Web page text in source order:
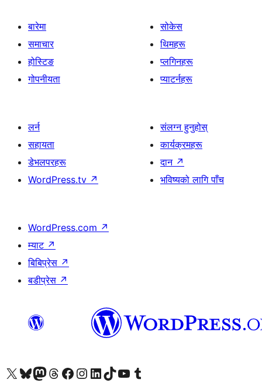
बारेमा
समाचार
होस्टिङ
गोपनीयता
सोकेस
थिमहरू
प्लगिनहरू
प्याटर्नहरू
लर्न
सहायता
डेभलपरहरू
WordPress.tv ↗
संलग्न हुनुहोस्
कार्यक्रमहरू
दान ↗
भविष्यको लागि पाँच
WordPress.com ↗
म्याट ↗
बिबिप्रेस ↗
बडीप्रेस ↗
हाम्रो X (पहिले ट्विटर) खातामा जानुहोस्
हाम्रो Bluesky खाता भ्रमण गर्नुहोस्
हाम्रो म्यास्टोडन खाता भ्रमण गर्नुहोस्
हाम्रो थ्रेड्स खातामा जानुहोस्
हाम्रो फेसबुक पेजमा जानुहोस्
हाम्रो इन्स्टाग्राम खातामा जानुहोस्
हाम्रो लिङ्क्डइन खातामा जानुहोस्
हाम्रो TikTok खाता भ्रमण गर्नुहोस्
हाम्रो युट्युब च्यानलमा जानुहोस्
हाम्रो टम्बलर खाता भ्रमण गर्नुहोस्